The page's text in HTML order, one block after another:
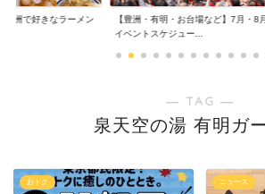
豊洲で好きなラーメン
【豊洲・有明・お台場など】7月・8
イベントスケジュー...
― TAG ―
泉天空の湯 有明ガ
おトク ニュース